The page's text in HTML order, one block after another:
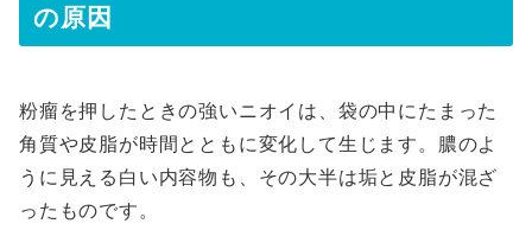
の原因
粉瘤を押したときの強いニオイは、袋の中にたまった
角質や皮脂が時間とともに変化して生じます。膿のよ
うに見える白い内容物も、その大半は垢と皮脂が混ざ
ったものです。